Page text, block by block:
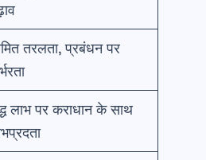
तरलता, प्रबंधन पर
लाभ पर कराधान के साथ